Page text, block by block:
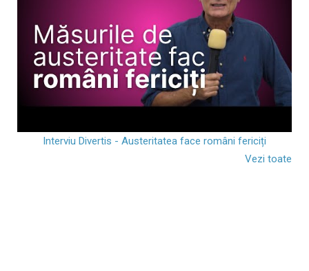
Interviu Divertis - Austeritatea face români fericiți
Vezi toate